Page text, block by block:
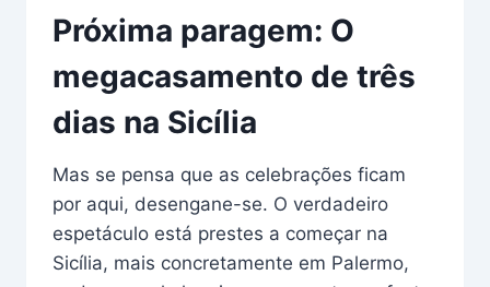
Próxima paragem: O
megacasamento de três
dias na Sicília
Mas se pensa que as celebrações ficam
por aqui, desengane-se. O verdadeiro
espetáculo está prestes a começar na
Sicília, mais concretamente em Palermo,